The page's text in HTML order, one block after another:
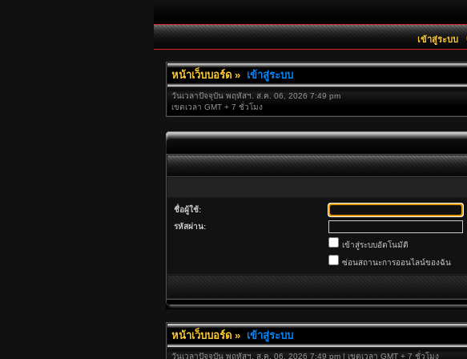
เข้าสู่ระบบ
หน้าเว็บบอร์ด » เข้าสู่ระบบ
วันเวลาปัจจุบัน พฤหัสฯ. ส.ค. 06, 2026 7:49 pm
เขตเวลา GMT + 7 ชั่วโมง
ชื่อผู้ใช้:
รหัสผ่าน:
เข้าสู่ระบบอัตโนมัติ
ซ่อนสถานะการออนไลน์ของฉัน
หน้าเว็บบอร์ด » เข้าสู่ระบบ
วันเวลาปัจจุบัน พฤหัสฯ. ส.ค. 06, 2026 7:49 pm | เขตเวลา GMT + 7 ชั่วโมง